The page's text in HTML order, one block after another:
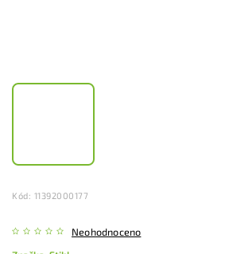
Kód: 11392000177
Neohodnoceno